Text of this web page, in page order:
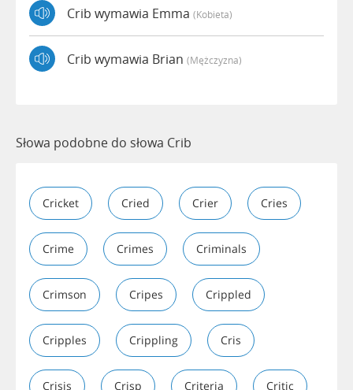
Crib wymawia Emma (kobieta)
Crib wymawia Brian (mężczyzna)
Słowa podobne do słowa Crib
Cricket Cried Crier Cries
Crime Crimes Criminals
Crimson Cripes Crippled
Cripples Crippling Cris
Crisis Crisp Criteria Critic